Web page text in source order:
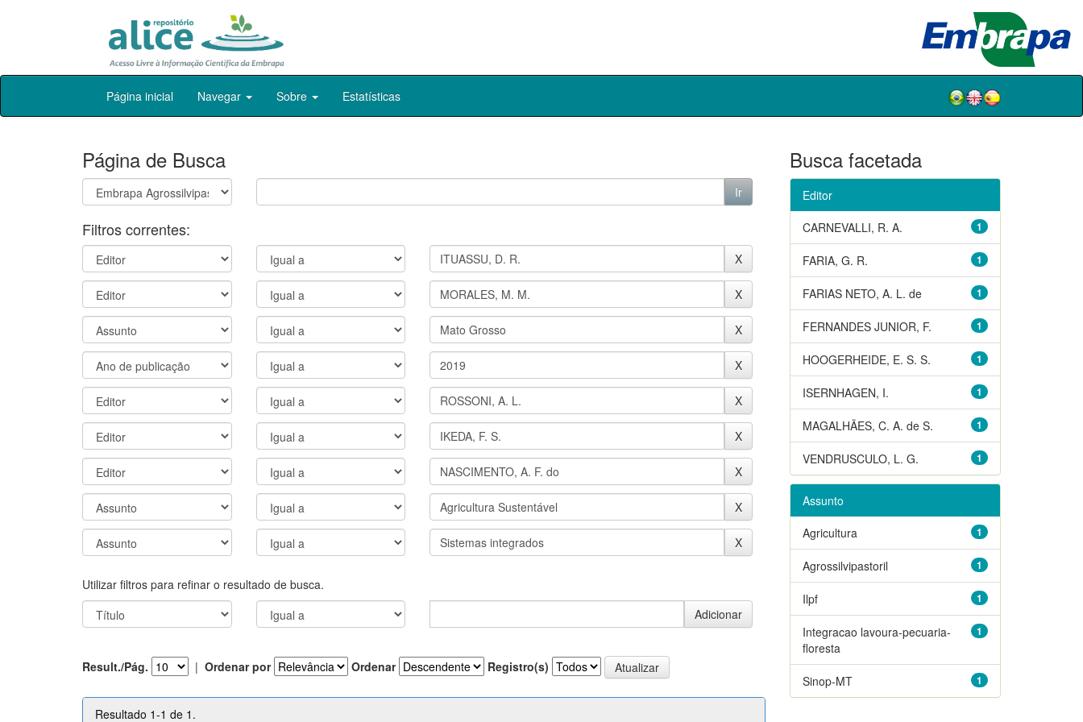
Skip
Página inicial Navegar Sobre Estatísticas
Página de Busca
Filtros correntes:
Utilizar filtros para refinar o resultado de busca.
Result./Pág. | Ordenar por Ordenar Registro(s)
Resultado 1-1 de 1.
Busca facetada
Editor
1
CARNEVALLI, R. A.
1
FARIA, G. R.
1
FARIAS NETO, A. L. de
1
FERNANDES JUNIOR, F.
1
HOOGERHEIDE, E. S. S.
1
ISERNHAGEN, I.
1
MAGALHÃES, C. A. de S.
1
VENDRUSCULO, L. G.
Assunto
1
Agricultura
1
Agrossilvipastoril
1
Ilpf
1
Integracao lavoura-pecuaria-
floresta
1
Sinop-MT